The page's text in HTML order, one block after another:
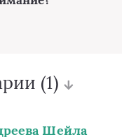
(1)
Шейла